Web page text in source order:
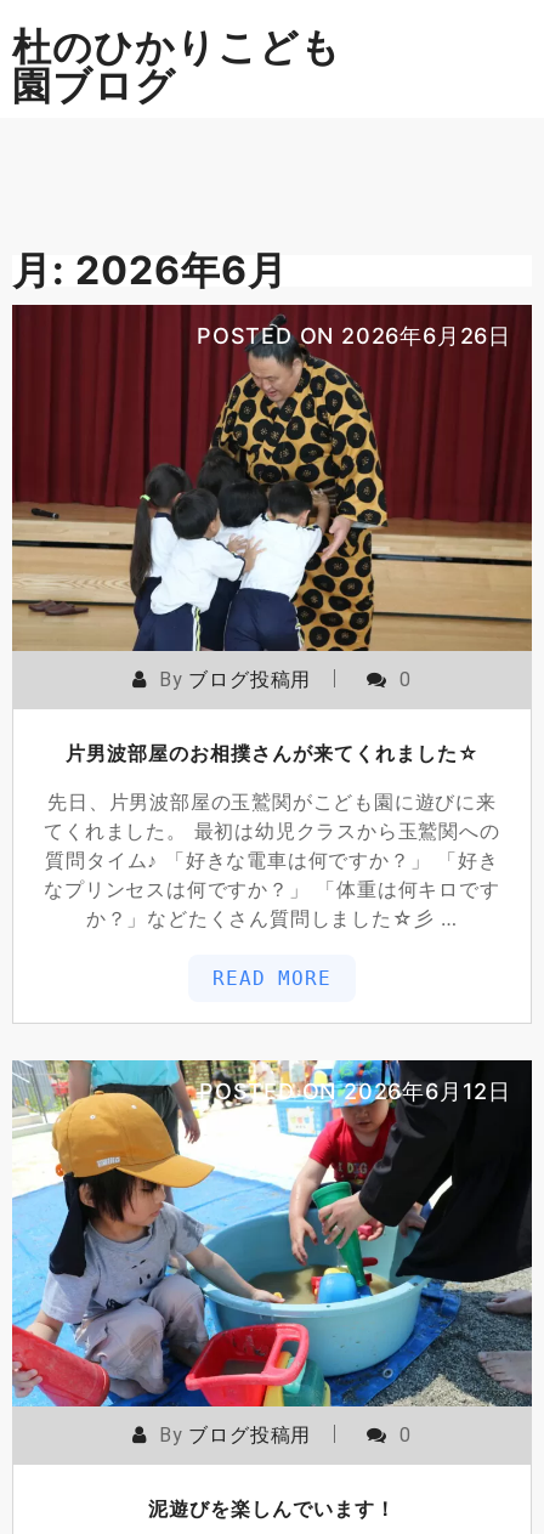
to
content
杜のひかりこども
園ブログ
月: 2026年6月
POSTED ON 2026年6月26日
By ブログ投稿用 0
片男波部屋のお相撲さんが来てくれました☆
先日、片男波部屋の玉鷲関がこども園に遊びに来
てくれました。 最初は幼児クラスから玉鷲関への
質問タイム♪ 「好きな電車は何ですか？」 「好き
なプリンセスは何ですか？」 「体重は何キロです
か？」などたくさん質問しました☆彡 …
READ MORE
POSTED ON2026年6月12日
By ブログ投稿用 0
泥遊びを楽しんでいます！